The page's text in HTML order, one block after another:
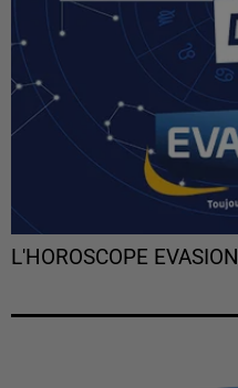
L'HOROSCOPE EVASION